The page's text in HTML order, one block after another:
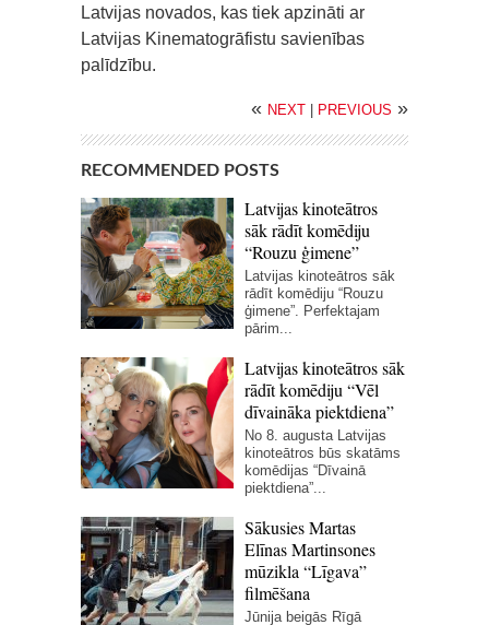
Latvijas novados, kas tiek apzināti ar
Latvijas Kinematogrāfistu savienības
palīdzību.
« NEXT PREVIOUS »
RECOMMENDED POSTS
Latvijas kinoteātros
sāk rādīt komēdiju
“Rouzu ģimene”
Latvijas kinoteātros sāk
rādīt komēdiju “Rouzu
ģimene”. Perfektajam
pārim...
Latvijas kinoteātros sāk
rādīt komēdiju “Vēl
dīvaināka piektdiena”
No 8. augusta Latvijas
kinoteātros būs skatāms
komēdijas “Dīvainā
piektdiena”...
Sākusies Martas
Elīnas Martinsones
mūzikla “Līgava”
filmēšana
Jūnija beigās Rīgā